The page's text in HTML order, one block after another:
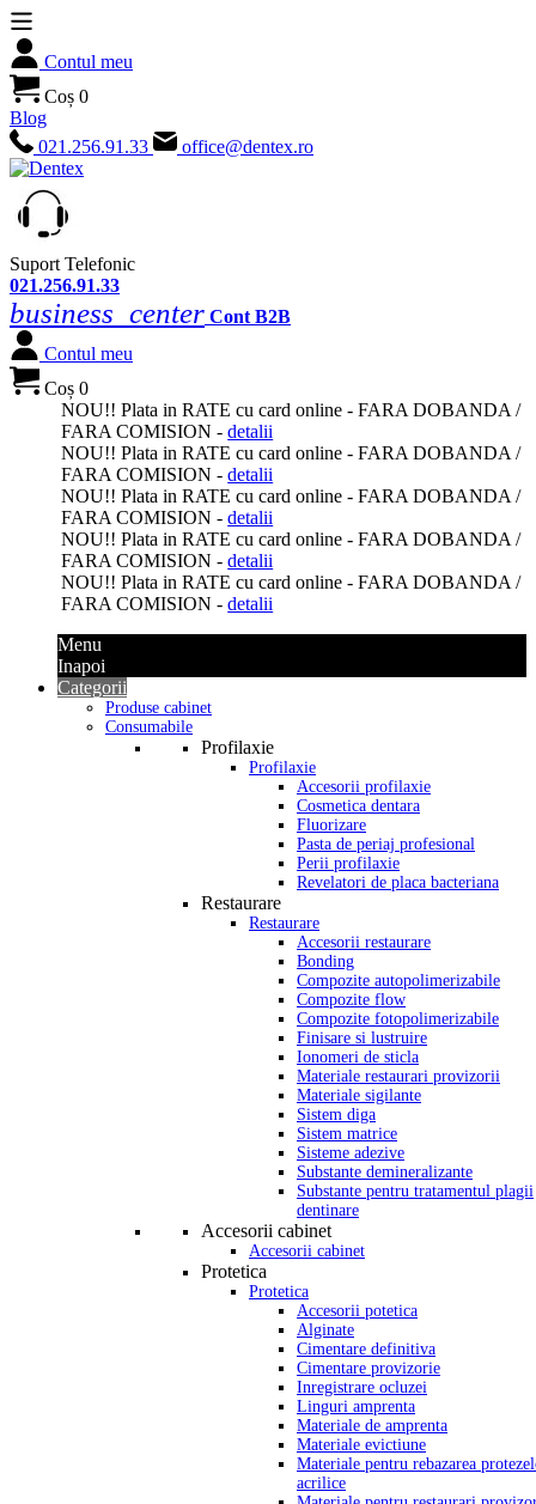
Contul meu
Coș 0
Blog
021.256.91.33
office@dentex.ro
Suport Telefonic
021.256.91.33
business_center Cont B2B
Contul meu
Coș 0
NOU!! Plata inRATE cu card online -FARA DOBANDA /
FARA COMISION -detalii
NOU!! Plata inRATE cu card online -FARA DOBANDA /
FARA COMISION -detalii
NOU!! Plata inRATE cu card online -FARA DOBANDA /
FARA COMISION -detalii
NOU!! Plata inRATE cu card online -FARA DOBANDA /
FARA COMISION -detalii
NOU!! Plata inRATE cu card online -FARA DOBANDA /
FARA COMISION -detalii
Menu
Inapoi
Categorii
Produse cabinet
Consumabile
Profilaxie
Profilaxie
Accesorii profilaxie
Cosmetica dentara
Fluorizare
Pasta de periaj profesional
Perii profilaxie
Revelatori de placa bacteriana
Restaurare
Restaurare
Accesorii restaurare
Bonding
Compozite autopolimerizabile
Compozite flow
Compozite fotopolimerizabile
Finisare si lustruire
Ionomeri de sticla
Materiale restaurari provizorii
Materiale sigilante
Sistem diga
Sistem matrice
Sisteme adezive
Substante demineralizante
Substante pentru tratamentul plagii
dentinare
Accesorii cabinet
Accesorii cabinet
Protetica
Protetica
Accesorii potetica
Alginate
Cimentare definitiva
Cimentare provizorie
Inregistrare ocluzei
Linguri amprenta
Materiale de amprenta
Materiale evictiune
Materiale pentru rebazarea
acrilice